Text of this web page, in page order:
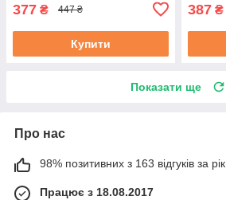
377 ₴ 447 ₴
Купити
387 ₴
Показати ще
Про нас
98% позитивних з 163 відгуків за рік
Працює з 18.08.2017